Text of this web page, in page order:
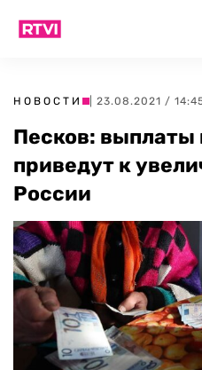
НОВОСТИ | 23.08.2021 /
Песков: выплаты
приведут к
России